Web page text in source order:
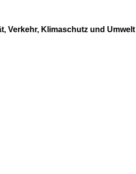
Verkehr, Klimaschutz und Umwelt